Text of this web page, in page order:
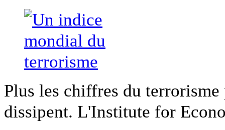
Plus les chiffres du
dissipent. L'Institute for